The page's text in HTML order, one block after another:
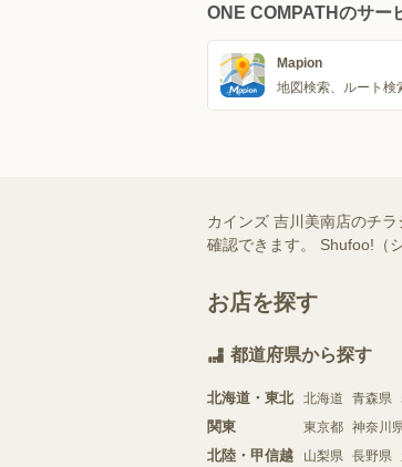
ONE COMPATHのサー
Mapion
地図検索、ルート検
カインズ 吉川美南店のチ
確認できます。 Shufoo!（
お店を探す
都道府県から探す
北海道・東北 北海道 青森県
関東 東京都 神奈川
北陸・甲信越 山梨県 長野県